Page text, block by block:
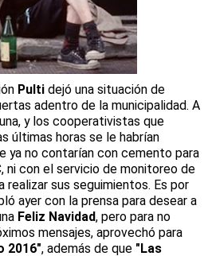
Pulti dejó una situación de
adentro de la municipalidad. A
y los cooperativistas que
últimas horas se le habrían
ya no contarían con cemento para
ni con el servicio de monitoreo de
realizar sus seguimientos. Es por
ayer con la prensa para desear a
Feliz Navidad, pero para no
mensajes, aprovechó para
2016", además de que "Las